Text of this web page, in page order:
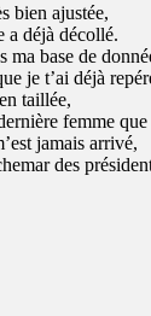
bien ajustée,
a déjà décollé.
ma base de
je t’ai déjà
taillée,
femme que
jamais arrivé,
des